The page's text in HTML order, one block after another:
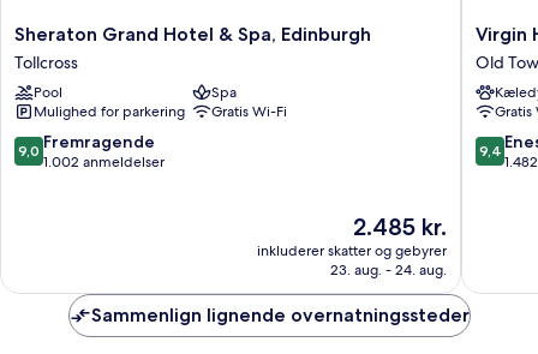
Sheraton
Grand
Hotel
&
Spa,
Edinburgh
Tollcross
Sheraton Grand Hotel & Spa, Edinburgh
Tollcross
Pool
Spa
Mulighed for parkering
Gratis Wi-Fi
9.0
ud
9,0 Fremragende
1.002 anmeldelser
Prisen
er
2.485 kr.
2.485 kr.
inkluderer skatter og gebyrer
23. aug. - 24. aug.
Virgin
Hotels
Old
Town
Virgin
Old
Gratis
9.4
ud
9,4
Sammenlign lignende overnatningssteder